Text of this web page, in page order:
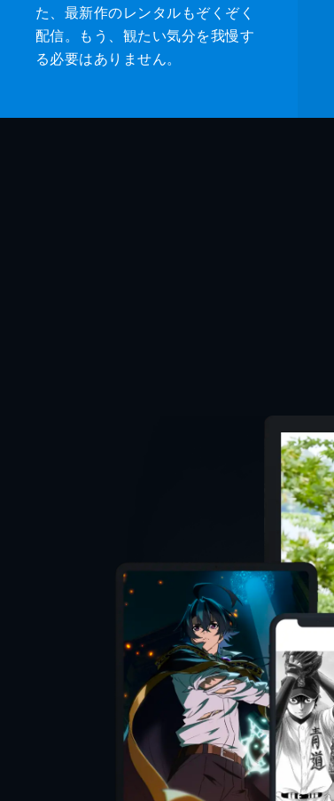
た、最新作のレンタルもぞくぞく
配信。もう、観たい気分を我慢す
る必要はありません。